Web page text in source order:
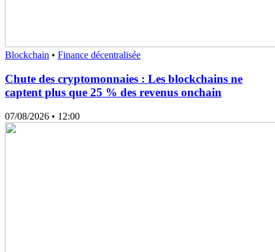
Blockchain • Finance décentralisée
Chute des cryptomonnaies : Les blockchains ne
captent plus que 25 % des revenus onchain
07/08/2026 • 12:00